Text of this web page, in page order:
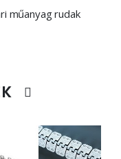
műanyag rudak